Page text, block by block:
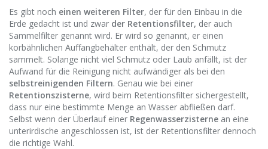
Es gibt noch einen weiteren Filter, der für den Einbau in die
Erde gedacht ist und zwar der Retentionsfilter, der auch
Sammelfilter genannt wird. Er wird so genannt, er einen
korbähnlichen Auffangbehälter enthält, der den Schmutz
sammelt. Solange nicht viel Schmutz oder Laub anfällt, ist der
Aufwand für die Reinigung nicht aufwändiger als bei den
selbstreinigenden Filtern. Genau wie bei einer
Retentionszisterne, wird beim Retentionsfilter sichergestellt,
dass nur eine bestimmte Menge an Wasser abfließen darf.
Selbst wenn der Überlauf einer Regenwasserzisterne an eine
unterirdische angeschlossen ist, ist der Retentionsfilter dennoch
die richtige Wahl.